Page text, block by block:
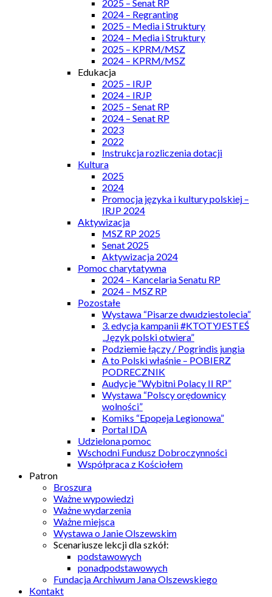
2025 – Senat RP
2024 – Regranting
2025 – Media i Struktury
2024 – Media i Struktury
2025 – KPRM/MSZ
2024 – KPRM/MSZ
Edukacja
2025 – IRJP
2024 – IRJP
2025 – Senat RP
2024 – Senat RP
2023
2022
Instrukcja rozliczenia dotacji
Kultura
2025
2024
Promocja języka i kultury polskiej –
IRJP 2024
Aktywizacja
MSZ RP 2025
Senat 2025
Aktywizacja 2024
Pomoc charytatywna
2024 – Kancelaria Senatu RP
2024 – MSZ RP
Pozostałe
Wystawa “Pisarze dwudziestolecia”
3. edycja kampanii #KTOTYJESTEŚ
„Język polski otwiera”
Podziemie łączy / Pogrindis jungia
A to Polski właśnie – POBIERZ
PODRECZNIK
Audycje “Wybitni Polacy II RP”
Wystawa “Polscy orędownicy
wolności”
Komiks “Epopeja Legionowa”
Portal IDA
Udzielona pomoc
Wschodni Fundusz Dobroczynności
Współpraca z Kościołem
Patron
Broszura
Ważne wypowiedzi
Ważne wydarzenia
Ważne miejsca
Wystawa o Janie Olszewskim
Scenariusze lekcji dla szkół:
podstawowych
ponadpodstawowych
Fundacja Archiwum Jana Olszewskiego
Kontakt